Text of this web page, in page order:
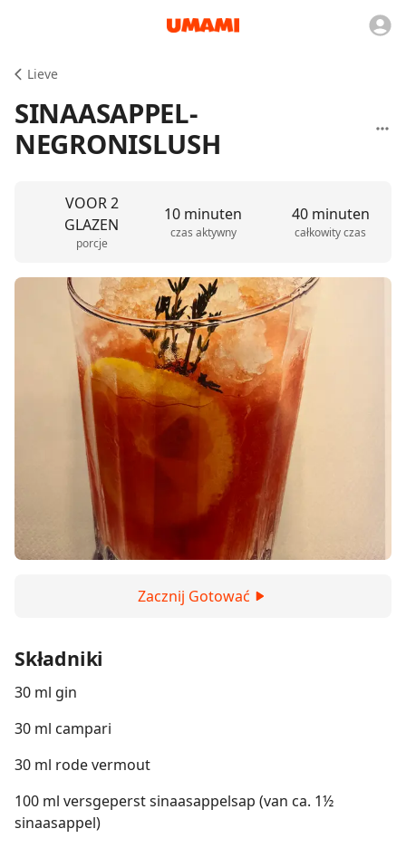
Lieve
SINAASAPPEL-
NEGRONISLUSH
VOOR 2
GLAZEN
porcje
10 minuten
czas aktywny
40 minuten
całkowity czas
Zacznij Gotować
Składniki
30 ml gin
30 ml campari
30 ml rode vermout
100 ml versgeperst sinaasappelsap (van ca. 1½
sinaasappel)